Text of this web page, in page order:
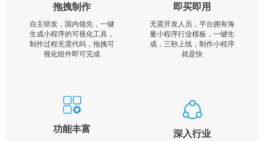
拖拽制作
自主研发，国内领先，一键
生成小程序的可视化工具，
制作过程无需代码，拖拽可
视化组件即可完成
即买即用
无需开发人员，平台拥有海
量小程序行业模板，一键生
成，三秒上线，制作小程序
就是快
功能丰富 深入行业